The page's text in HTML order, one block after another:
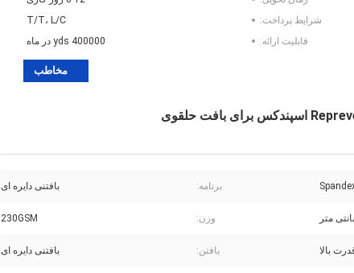
شرایط پرداخت:
T/T، L/C
قابلیت ارائه:
400000 yds در ماه
مخاطب
برنامه: بافتنی دایره ای
وزن: 230GSM
بالا بافتن: بافتنی دایره ای